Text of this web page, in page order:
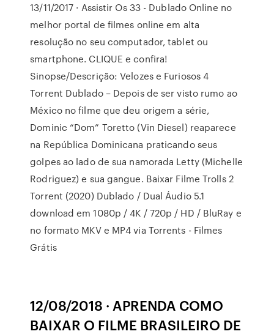
13/11/2017 · Assistir Os 33 - Dublado Online no
melhor portal de filmes online em alta
resolução no seu computador, tablet ou
smartphone. CLIQUE e confira!
Sinopse/Descrição: Velozes e Furiosos 4
Torrent Dublado – Depois de ser visto rumo ao
México no filme que deu origem a série,
Dominic “Dom” Toretto (Vin Diesel) reaparece
na República Dominicana praticando seus
golpes ao lado de sua namorada Letty (Michelle
Rodriguez) e sua gangue. Baixar Filme Trolls 2
Torrent (2020) Dublado / Dual Áudio 5.1
download em 1080p / 4K / 720p / HD / BluRay e
no formato MKV e MP4 via Torrents - Filmes
Grátis
12/08/2018 · APRENDA COMO
BAIXAR O FILME BRASILEIRO DE